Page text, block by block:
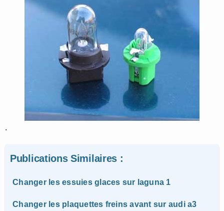
.
Publications Similaires :
Changer les essuies glaces sur laguna 1
Changer les plaquettes freins avant sur audi a3